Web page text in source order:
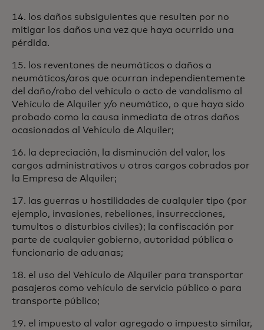
14. los daños subsiguientes que resulten por no
mitigar los daños una vez que haya ocurrido una
pérdida.
15. los reventones de neumáticos o daños a
neumáticos/aros que ocurran independientemente
del daño/robo del vehículo o acto de vandalismo al
Vehículo de Alquiler y/o neumático, o que haya sido
probado como la causa inmediata de otros daños
ocasionados al Vehículo de Alquiler;
16. la depreciación, la disminución del valor, los
cargos administrativos u otros cargos cobrados por
la Empresa de Alquiler;
17. las guerras u hostilidades de cualquier tipo (por
ejemplo, invasiones, rebeliones, insurrecciones,
tumultos o disturbios civiles); la confiscación por
parte de cualquier gobierno, autoridad pública o
funcionario de aduanas;
18. el uso del Vehículo de Alquiler para transportar
pasajeros como vehículo de servicio público o para
transporte público;
19. el impuesto al valor agregado o impuesto similar,